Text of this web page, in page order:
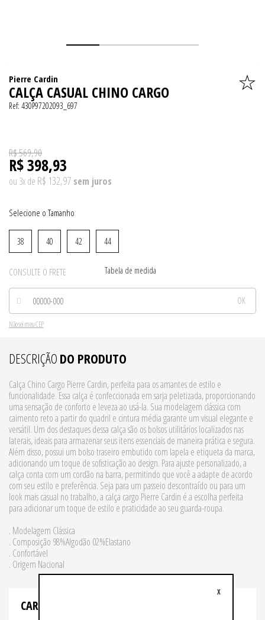
Pierre Cardin
CALÇA CASUAL CHINO CARGO
Ref: 430P97202093_697
R$ 569,90
R$ 398,93
ou 3xde R$ 132,97
Tamanho
38 40 42 44
CONSULTE O FRETE Tabela de medida
Não sei meu CEP
DESCRIÇÃO DO PRODUTO
Calça Chino Cargo Pierre Cardin, perfeita para os amantes de estilo e
funcionalidade. Essa calça é confeccionada em sarja peletizada, proporcionando
uma sensação de conforto e leveza ao usá-la. Sua modelagem clássica com
caimento reto a partir do quadril e cintura média garante um visual elegante e
versátil. Um dos destaques dessa calça são os bolsos utilitários localizados nas
laterais, ideais para armazenar seus itens essenciais de maneira prática e segura.
Além disso, possui um bolso traseiro embutido com lapela e etiqueta da marca,
adicionando um toque de sofisticação ao design. Para ajuste personalizado, a
calça conta com um cordão na barra, permitindo que você a adapte de acordo
com seu estilo e preferência. Seja para um passeio descontraído ou para um
look mais casual no trabalho, a calça cargo Pierre Cardin é a escolha perfeita
para adicionar um toque de estilo e praticidade ao seu guarda-roupa.
. Modelagem Clássica
. Composição 98%Algodão 02%Elastano
. Confortável
. Origem Nacional
CARACTERISTICAS
X